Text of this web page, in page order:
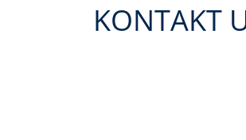
KONTAKT